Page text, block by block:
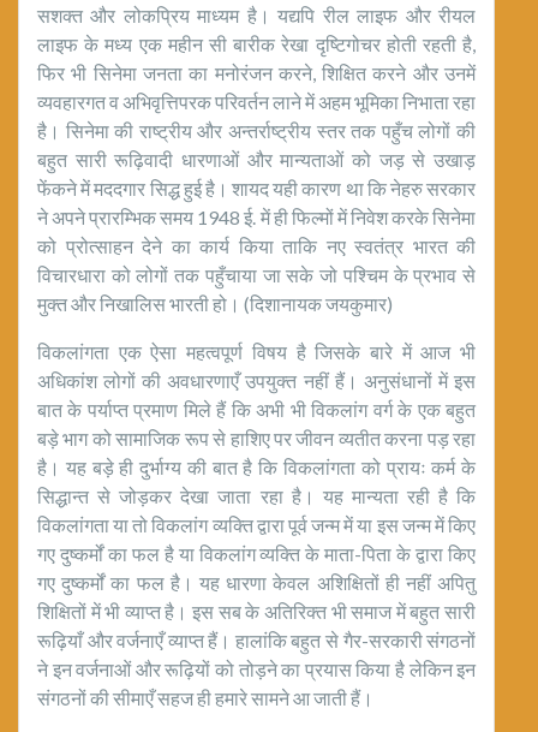
सशक्त और लोकप्रिय माध्यम है। यद्यपि रील लाइफ और रीयल
लाइफ के मध्य एक महीन सी बारीक रेखा दृष्टिगोचर होती रहती है,
फिर भी सिनेमा जनता का मनोरंजन करने, शिक्षित करने और उनमें
व्यवहारगत व अभिवृत्तिपरक परिवर्तन लाने में अहम भूमिका निभाता रहा
है। सिनेमा की राष्ट्रीय और अन्तर्राष्ट्रीय स्तर तक पहुँच लोगों की
बहुत सारी रूढ़िवादी धारणाओं और मान्यताओं को जड़ से उखाड़
फेंकने में मददगार सिद्ध हुई है। शायद यही कारण था कि नेहरु सरकार
ने अपने प्रारम्भिक समय 1948 ई. में ही फिल्मों में निवेश करके सिनेमा
को प्रोत्साहन देने का कार्य किया ताकि नए स्वतंत्र भारत की
विचारधारा को लोगों तक पहुँचाया जा सके जो पश्चिम के प्रभाव से
मुक्त और निखालिस भारती हो। (दिशानायक जयकुमार)
विकलांगता एक ऐसा महत्वपूर्ण विषय है जिसके बारे में आज भी
अधिकांश लोगों की अवधारणाएँ उपयुक्त नहीं हैं। अनुसंधानों में इस
बात के पर्याप्त प्रमाण मिले हैं कि अभी भी विकलांग वर्ग के एक बहुत
बड़े भाग को सामाजिक रूप से हाशिए पर जीवन व्यतीत करना पड़ रहा
है। यह बड़े ही दुर्भाग्य की बात है कि विकलांगता को प्रायः कर्म के
सिद्धान्त से जोड़कर देखा जाता रहा है। यह मान्यता रही है कि
विकलांगता या तो विकलांग व्यक्ति द्वारा पूर्व जन्म में या इस जन्म में किए
गए दुष्कर्मों का फल है या विकलांग व्यक्ति के माता-पिता के द्वारा किए
गए दुष्कर्मों का फल है। यह धारणा केवल अशिक्षितों ही नहीं अपितु
शिक्षितों में भी व्याप्त है। इस सब के अतिरिक्त भी समाज में बहुत सारी
रूढ़ियाँ और वर्जनाएँ व्याप्त हैं। हालांकि बहुत से गैर-सरकारी संगठनों
ने इन वर्जनाओं और रूढ़ियों को तोड़ने का प्रयास किया है लेकिन इन
संगठनों की सीमाएँ सहज ही हमारे सामने आ जाती हैं।